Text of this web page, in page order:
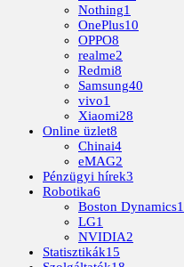
Nothing1
OnePlus10
OPPO8
realme2
Redmi8
Samsung40
vivo1
Xiaomi28
Online üzlet8
Chinai4
eMAG2
Pénzügyi hírek3
Robotika6
Boston Dynamics1
LG1
NVIDIA2
Statisztikák15